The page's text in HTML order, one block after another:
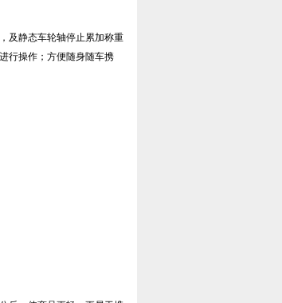
及静态车轮轴停止累加称重
行操作；方便随身随车携